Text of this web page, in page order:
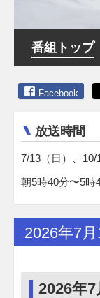
番組トップ
Facebook
放送時間
7/13（日）、10/
朝5時40分〜5時
2026年7月
2026年